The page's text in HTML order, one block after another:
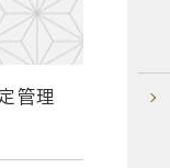
管理